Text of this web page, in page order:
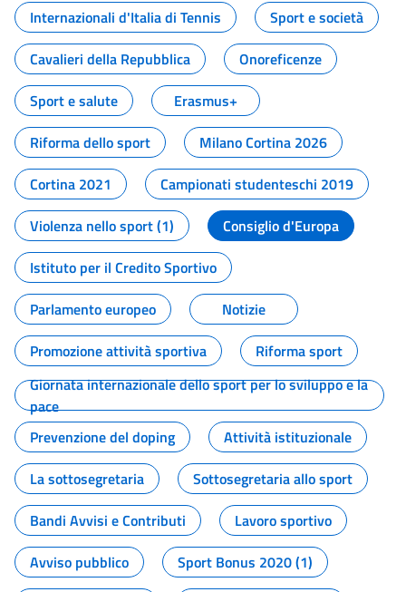
Internazionali d'Italia di Tennis
Sport e società
Cavalieri della Repubblica
Onoreficenze
Sport e salute
Erasmus+
Riforma dello sport
Milano Cortina 2026
Cortina 2021
Campionati studenteschi 2019
Violenza nello sport (1)
Consiglio d'Europa
Istituto per il Credito Sportivo
Parlamento europeo
Notizie
Promozione attività sportiva
Riforma sport
Giornata internazionale dello sport per lo sviluppo e la
pace
Prevenzione del doping
Attività istituzionale
La sottosegretaria
Sottosegretaria allo sport
Bandi Avvisi e Contributi
Lavoro sportivo
Avviso pubblico
Sport Bonus 2020 (1)